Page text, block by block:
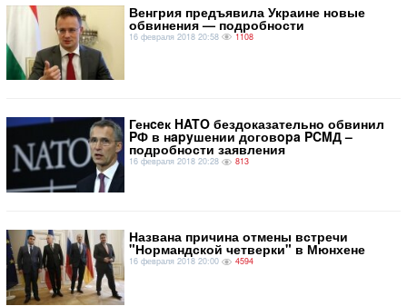
Венгрия предъявила Украине новые
обвинения — подробности
16 февраля 2018 20:58 1108
Генceк HATO бездоказательно обвинил
PФ в нapyшении договopa PCMД –
подробности заявления
16 февраля 2018 20:28 813
Названа причина отмены встречи
"Нормандской четверки" в Мюнхене
16 февраля 2018 20:00 4594